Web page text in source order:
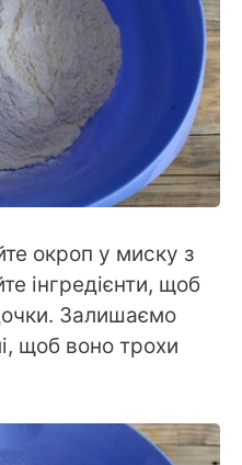
окроп у миску з
інгредієнти, щоб
Залишаємо
щоб воно трохи